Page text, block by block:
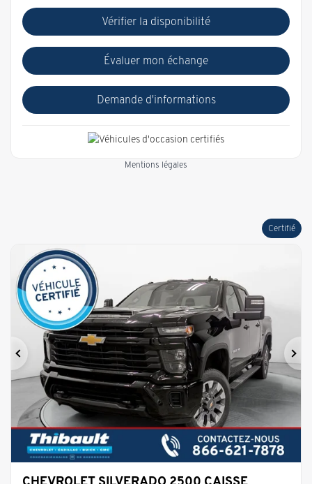
Vérifier la disponibilité
Évaluer mon échange
Demande d'informations
Mentions légales
Certifié
Précédent